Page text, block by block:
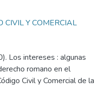
CIVIL Y COMERCIAL
Los intereses : algunas
romano en el
Civil y Comercial de la